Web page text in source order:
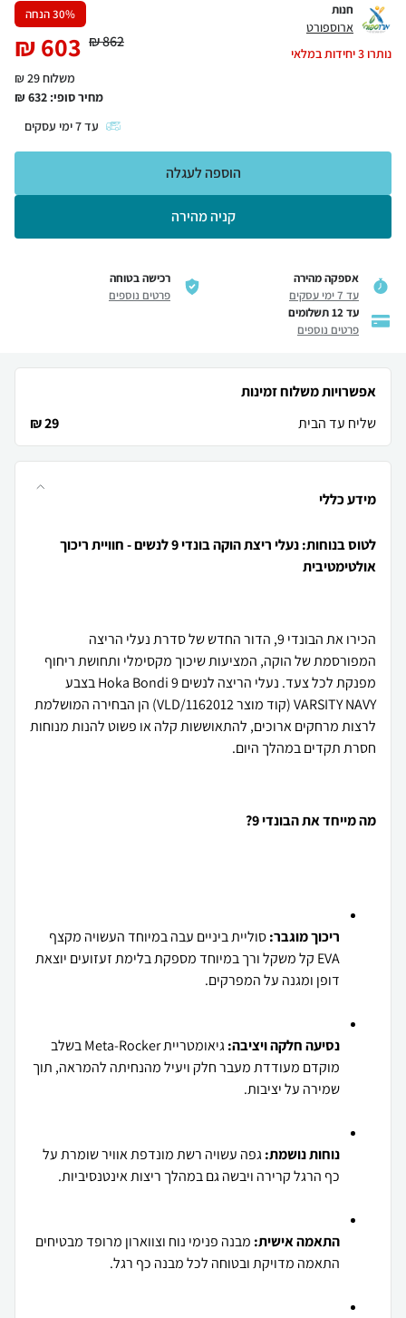
חנות
ארוספורט
נותרו3יחידות במלאי
30% הנחה
862
₪
603
₪
משלוח 29 ₪
מחיר סופי: 632
₪
עד7ימי עסקים
קניה מהירה
הוספה לעגלה
אספקה מהירה
עד 7 ימי עסקים
רכישה בטוחה
פרטים נוספים
עד 12 תשלומים
פרטים נוספים
אפשרויות משלוח זמינות
שליח עד הבית
29 ₪
מידע כללי
לטוס בנוחות: נעלי ריצת הוקה בונדי 9 לנשים - חוויית ריכוך
אולטימטיבית
הכירו את הבונדי 9, הדור החדש של סדרת נעלי הריצה
המפורסמת של הוקה, המציעות שיכוך מקסימלי ותחושת ריחוף
מפנקת לכל צעד. נעלי הריצה לנשים Hoka Bondi 9 בצבע
VARSITY NAVY (קוד מוצר 1162012/VLD) הן הבחירה המושלמת
לרצות מרחקים ארוכים, להתאוששות קלה או פשוט להנות מנוחות
חסרת תקדים במהלך היום.
מה מייחד את הבונדי 9?
ריכוך מוגבר:סוליית ביניים עבה במיוחד העשויה מקצף
EVA קל משקל ורך במיוחד מספקת בלימת זעזועים יוצאת
דופן ומגנה על המפרקים.
נסיעה חלקה ויציבה:
גיאומטריית Meta-Rocker בשלב
מוקדם מעודדת מעבר חלק ויעיל מהנחיתה להמראה, תוך
שמירה על יציבות.
נוחות נושמת:גפה עשויה רשת מונדפת אוויר שומרת על
כף הרגל קרירה ויבשה גם במהלך ריצות אינטנסיביות.
התאמה אישית: מבנה פנימי נוח וצווארון מרופד מבטיחים
התאמה מדויקת ובטוחה לכל מבנה כף רגל.